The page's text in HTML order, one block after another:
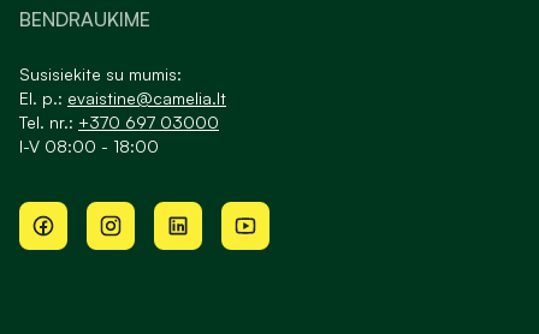
BENDRAUKIME
Susisiekite su mumis:
El. p.: evaistine@camelia.lt
Tel. nr.: +370 697 03000
I-V 08:00 - 18:00